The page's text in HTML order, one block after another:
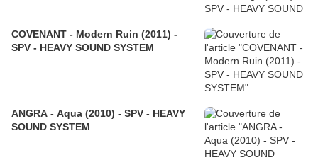
COVENANT - Modern Ruin (2011) -
SPV - HEAVY SOUND SYSTEM
ANGRA - Aqua (2010) - SPV - HEAVY
SOUND SYSTEM